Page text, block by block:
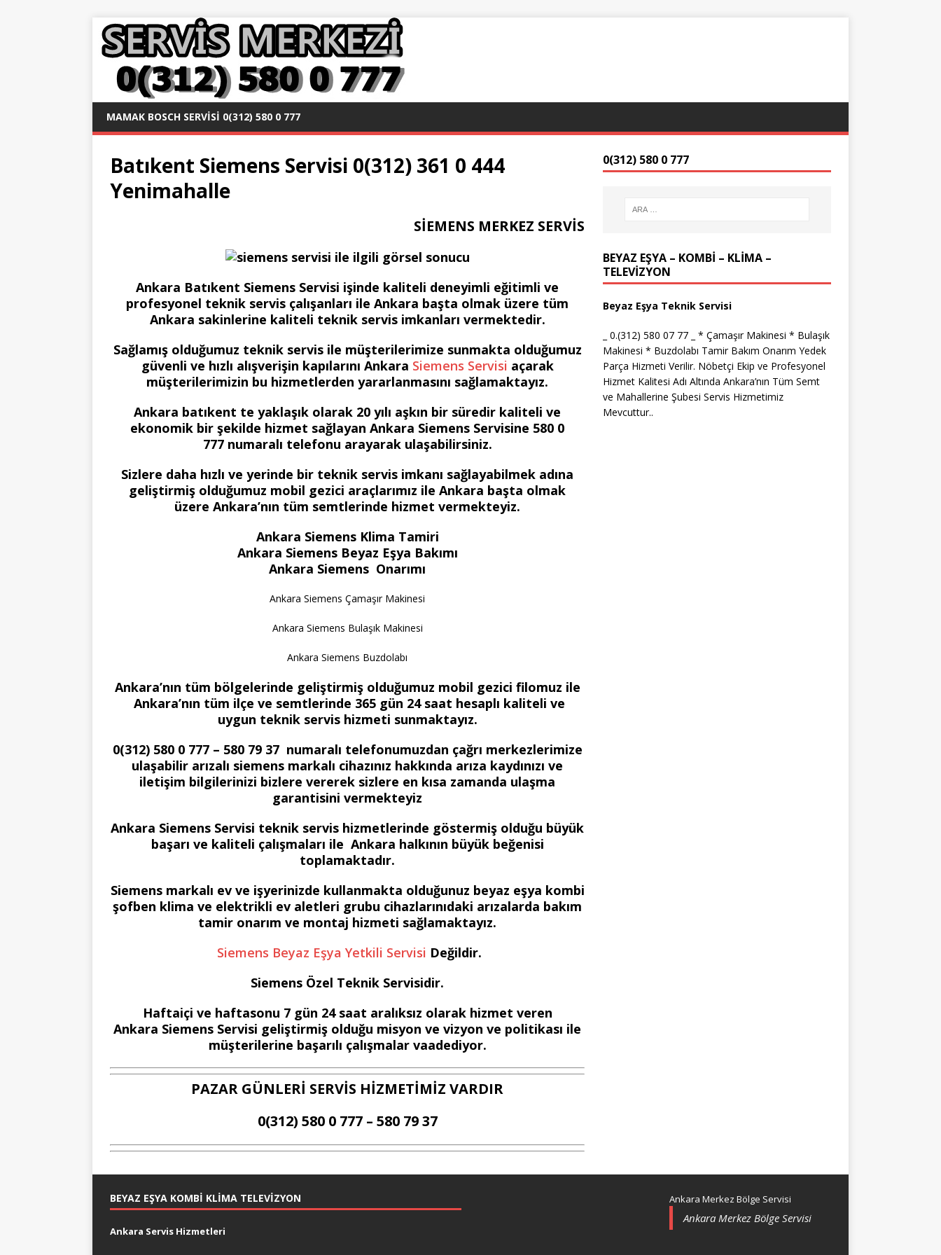
MAMAK BOSCH SERVISI 0(312) 580 0 777
Batıkent Siemens Servisi 0(312) 361 0 444
Yenimahalle
SİEMENS MERKEZ SERVİS
Ankara Batıkent Siemens Servisi işinde kaliteli deneyimli eğitimli ve
profesyonel teknik servis çalışanları ile Ankara başta olmak üzere tüm
Ankara sakinlerine kaliteli teknik servis imkanları vermektedir.
Sağlamış olduğumuz teknik servis ile müşterilerimize sunmakta olduğumuz
güvenli ve hızlı alışverişin kapılarını Ankara Siemens Servisi açarak
müşterilerimizin bu hizmetlerden yararlanmasını sağlamaktayız.
Ankara batıkent te yaklaşık olarak 20 yılı aşkın bir süredir kaliteli ve
ekonomik bir şekilde hizmet sağlayan Ankara Siemens Servisine 580 0
777 numaralı telefonu arayarak ulaşabilirsiniz.
Sizlere daha hızlı ve yerinde bir teknik servis imkanı sağlayabilmek adına
geliştirmiş olduğumuz mobil gezici araçlarımız ile Ankara başta olmak
üzere Ankara’nın tüm semtlerinde hizmet vermekteyiz.
Ankara Siemens Klima Tamiri
Ankara Siemens Beyaz Eşya Bakımı
Ankara Siemens Onarımı
Ankara Siemens Çamaşır Makinesi
Ankara Siemens Bulaşık Makinesi
Ankara Siemens Buzdolabı
Ankara’nın tüm bölgelerinde geliştirmiş olduğumuz mobil gezici filomuz ile
Ankara’nın tüm ilçe ve semtlerinde 365 gün 24 saat hesaplı kaliteli ve
uygun teknik servis hizmeti sunmaktayız.
0(312) 580 0 777 – 580 79 37 numaralı telefonumuzdan çağrı merkezlerimize
ulaşabilir arızalı siemens markalı cihazınız hakkında arıza kaydınızı ve
iletişim bilgilerinizi bizlere vererek sizlere en kısa zamanda ulaşma
garantisini vermekteyiz
Ankara Siemens Servisi teknik servis hizmetlerinde göstermiş olduğu büyük
başarı ve kaliteli çalışmaları ile Ankara halkının büyük beğenisi
toplamaktadır.
Siemens markalı ev ve işyerinizde kullanmakta olduğunuz beyaz eşya kombi
şofben klima ve elektrikli ev aletleri grubu cihazlarınıdaki arızalarda bakım
tamir onarım ve montaj hizmeti sağlamaktayız.
Siemens Beyaz Eşya Yetkili Servisi Değildir.
Siemens Özel Teknik Servisidir.
Haftaiçi ve haftasonu 7 gün 24 saat aralıksız olarak hizmet veren
Ankara Siemens Servisi geliştirmiş olduğu misyon ve vizyon ve politikası ile
müşterilerine başarılı çalışmalar vaadediyor.
PAZAR GÜNLERİ SERVİS HİZMETİMİZ VARDIR
0(312) 580 0 777 – 580 79 37
0(312) 580 0 777
BEYAZ EŞYA – KOMBİ – KLİMA –
TELEVİZYON
Beyaz Eşya Teknik Servisi
_ 0.(312) 580 07 77 _ * Çamaşır Makinesi * Bulaşık
Makinesi * Buzdolabı Tamir Bakım Onarım Yedek
Parça Hizmeti Verilir. Nöbetçi Ekip ve Profesyonel
Hizmet Kalitesi Adı Altında Ankara’nın Tüm Semt
ve Mahallerine Şubesi Servis Hizmetimiz
Mevcuttur..
BEYAZ EŞYA KOMBI KLIMA TELEVIZYON
Ankara Servis Hizmetleri
Ankara Merkez Bölge Servisi
Ankara Merkez Bölge Servisi